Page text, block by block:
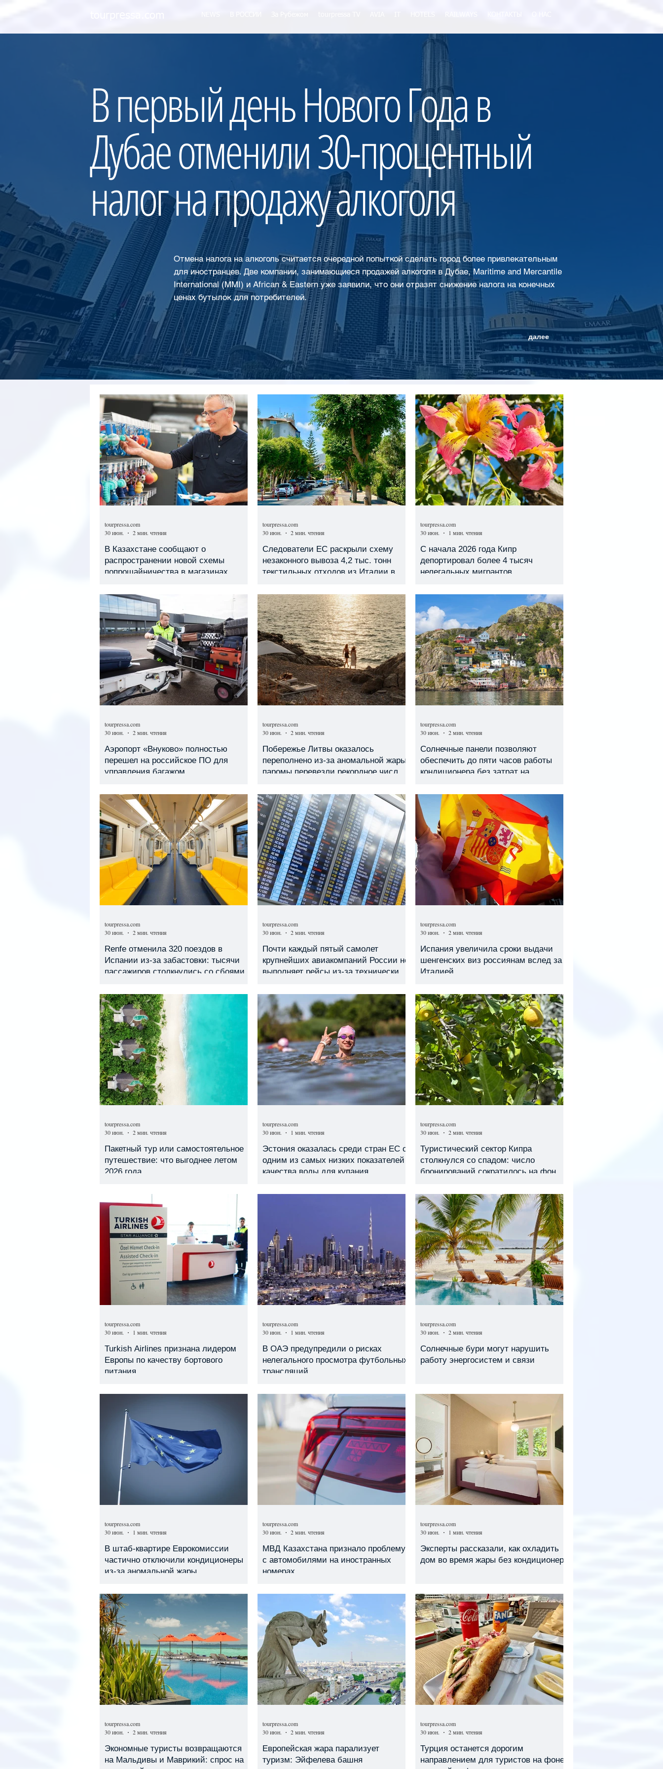
В первый день Нового Года в
Дубае отменили 30-процентный
налог на продажу алкоголя
Отмена налога на алкоголь считается очередной попыткой сделать город более привлекательным
для иностранцев. Две компании, занимающиеся продажей алкоголя в Дубае, Maritime and Mercantile
International (MMI) и African & Eastern уже заявили, что они отразят снижение налога на конечных
ценах бутылок для потребителей.
далее
В Казахстане сообщают о
распространении новой схемы
попрошайничества в магазинах
tourpressa.com
30 июн.
2 мин. чтения
Следователи ЕС раскрыли схему
незаконного вывоза 4,2 тыс. тонн
текстильных отходов из Италии в
tourpressa.com
30 июн.
2 мин. чтения
С начала 2026 года Кипр
депортировал более 4 тысяч
нелегальных мигрантов
tourpressa.com
30 июн.
1 мин. чтения
Аэропорт «Внуково» полностью
перешел на российское ПО для
управления багажом
tourpressa.com
30 июн.
2 мин. чтения
Побережье Литвы оказалось
переполнено из-за аномальной жары:
паромы перевезли рекордное число
tourpressa.com
30 июн.
2 мин. чтения
Солнечные панели позволяют
обеспечить до пяти часов работы
кондиционера без затрат на
tourpressa.com
30 июн.
2 мин. чтения
Renfe отменила 320 поездов в
Испании из-за забастовки: тысячи
пассажиров столкнулись со сбоями
tourpressa.com
30 июн.
2 мин. чтения
Почти каждый пятый самолет
крупнейших авиакомпаний России не
выполняет рейсы из-за технических
tourpressa.com
30 июн.
2 мин. чтения
Испания увеличила сроки выдачи
шенгенских виз россиянам вслед за
Италией
tourpressa.com
30 июн.
2 мин. чтения
Пакетный тур или самостоятельное
путешествие: что выгоднее летом
2026 года
tourpressa.com
30 июн.
2 мин. чтения
Эстония оказалась среди стран ЕС с
одним из самых низких показателей
качества воды для купания
tourpressa.com
30 июн.
1 мин. чтения
Туристический сектор Кипра
столкнулся со спадом: число
бронирований сократилось на фоне
tourpressa.com
30 июн.
2 мин. чтения
Turkish Airlines признана лидером
Европы по качеству бортового
питания
tourpressa.com
30 июн.
1 мин. чтения
В ОАЭ предупредили о рисках
нелегального просмотра футбольных
трансляций
tourpressa.com
30 июн.
1 мин. чтения
Солнечные бури могут нарушить
работу энергосистем и связи
tourpressa.com
30 июн.
2 мин. чтения
В штаб-квартире Еврокомиссии
частично отключили кондиционеры
из-за аномальной жары
tourpressa.com
30 июн.
1 мин. чтения
МВД Казахстана признало проблему
с автомобилями на иностранных
номерах
tourpressa.com
30 июн.
2 мин. чтения
Эксперты рассказали, как охладить
дом во время жары без кондиционера
tourpressa.com
30 июн.
1 мин. чтения
Экономные туристы возвращаются
на Мальдивы и Маврикий: спрос на
tourpressa.com
30 июн.
2 мин. чтения
Европейская жара парализует
туризм: Эйфелева башня
tourpressa.com
30 июн.
2 мин. чтения
Турция останется дорогим
направлением для туристов на фоне
tourpressa.com
30 июн.
2 мин. чтения